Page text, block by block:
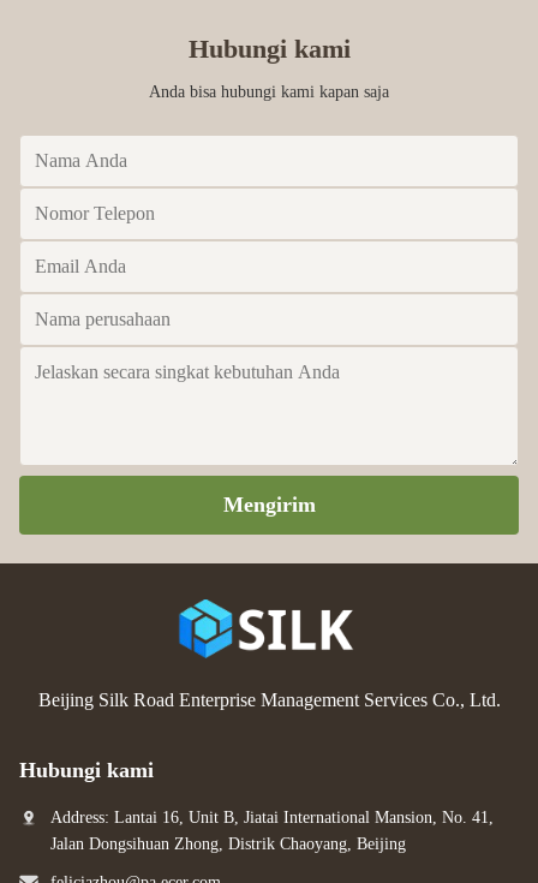
Hubungi kami
Anda bisa hubungi kami kapan saja
Mengirim
Beijing Silk Road Enterprise Management Services Co., Ltd.
Hubungi kami
Address: Lantai 16, Unit B, Jiatai International Mansion, No. 41,
Jalan Dongsihuan Zhong, Distrik Chaoyang, Beijing